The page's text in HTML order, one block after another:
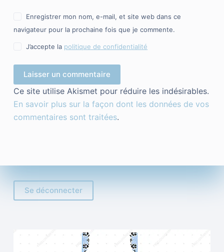
Enregistrer mon nom, e-mail, et site web dans ce
navigateur pour la prochaine fois que je commente.
J’accepte la politique de confidentialité
Laisser un commentaire
Ce site utilise Akismet pour réduire les indésirables.
En savoir plus sur la façon dont les données de vos
commentaires sont traitées.
Se déconnecter